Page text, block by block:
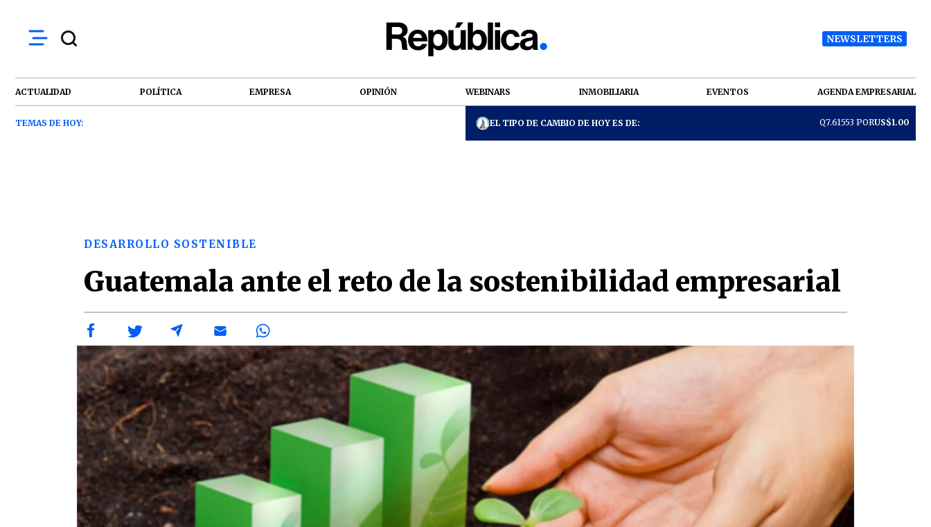
NEWSLETTERS
ACTUALIDAD POLÍTICA EMPRESA OPINIÓN WEBINARS INMOBILIARIA EVENTOS AGENDA EMPRESARIAL
TEMAS DE HOY: EL TIPO DE CAMBIO DE HOY ES DE: Q7.61553 PORUS$1.00
DESARROLLO SOSTENIBLE
Guatemala ante el reto de la sostenibilidad empresarial